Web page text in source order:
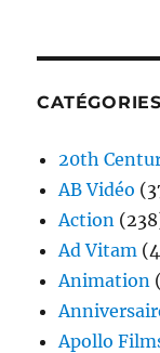
CATÉGORIES
20th
AB Vidéo
Action
Ad Vitam
Animation
Apollo